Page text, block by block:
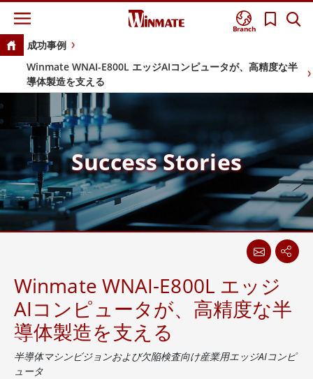
Branch
成功事例
Winmate WNAI-E800L エッジAIコンピュータが、高精度な半
導体製造を支える
Success Stories
Winmate WNAI-E800L エッジ
AIコンピュータが、高精度な半
導体製造を支える
半導体マシンビジョンおよび欠陥検査向け産業用エッジAIコンピ
ュータ